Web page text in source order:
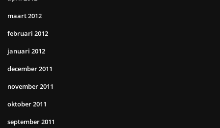
maart 2012
februari 2012
januari 2012
december 2011
november 2011
oktober 2011
september 2011